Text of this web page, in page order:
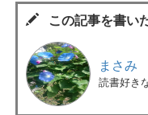
この記事を書い
まさみ
読書好き